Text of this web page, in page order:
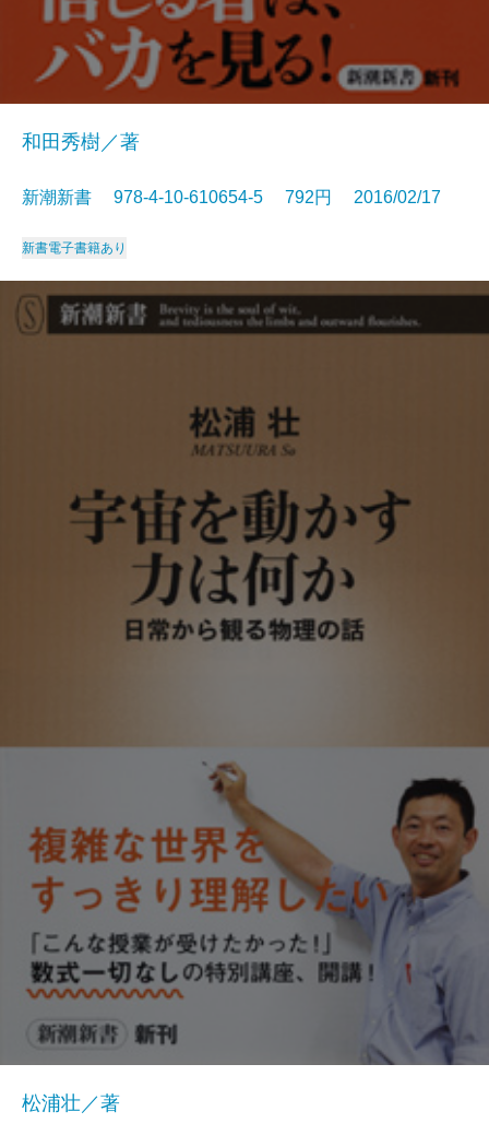
和田秀樹／著
新潮新書 978-4-10-610654-5 792円 2016/02/17
新書電子書籍あり
松浦壮／著